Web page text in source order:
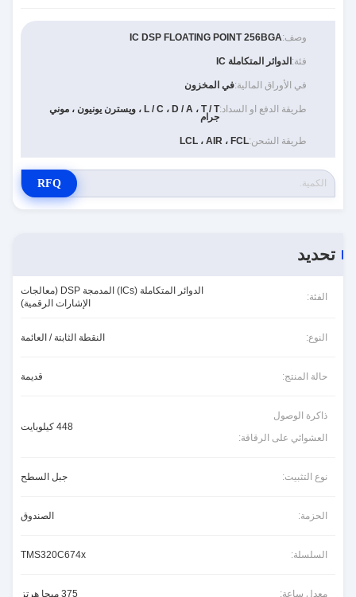
وصف:IC DSP FLOATING POINT 256BGA
فئة: الدوائر المتكاملة IC
في الأوراق المالية:في المخزون
طريقة الدفع او السداد: L / C ، D / A ، T / T ، ويسترن يونيون ، موني
جرام
طريقة الشحن:LCL ، AIR ، FCL
RFQ
تحديد
الفئة:
الدوائر المتكاملة (ICs) المدمجة DSP (معالجات
الإشارات الرقمية)
النوع: النقطة الثابتة / العائمة
حالة المنتج: قديمة
ذاكرة الوصول
العشوائي على الرقاقة:
448 كيلوبايت
نوع التثبيت: جبل السطح
الحزمة: الصندوق
السلسلة: TMS320C674x
معدل ساعة: 375 ميجا هرتز